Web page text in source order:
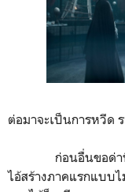
ต่อมาจะเป็นการหวีด
ก่อนอื่นขอด่าพี่สา
ไอ้สร้างภาคแรกแบบ